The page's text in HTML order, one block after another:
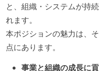
と、組織・システムが持
れます。
本ポジションの魅力は、
点にあります。
事業と組織の成長に